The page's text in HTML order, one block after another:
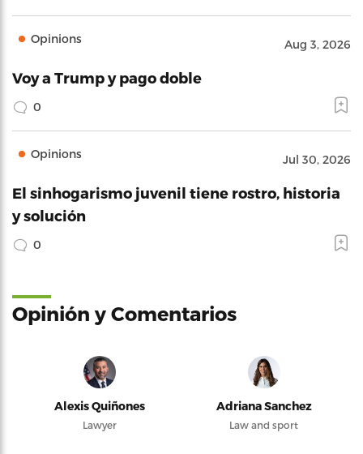
Opinions Aug 3, 2026
Voy a Trump y pago doble
0
Opinions Jul 30, 2026
El sinhogarismo juvenil tiene rostro, historia
y solución
0
Opinión y Comentarios
Alexis Quiñones
Lawyer
Adriana Sanchez
Law and sport